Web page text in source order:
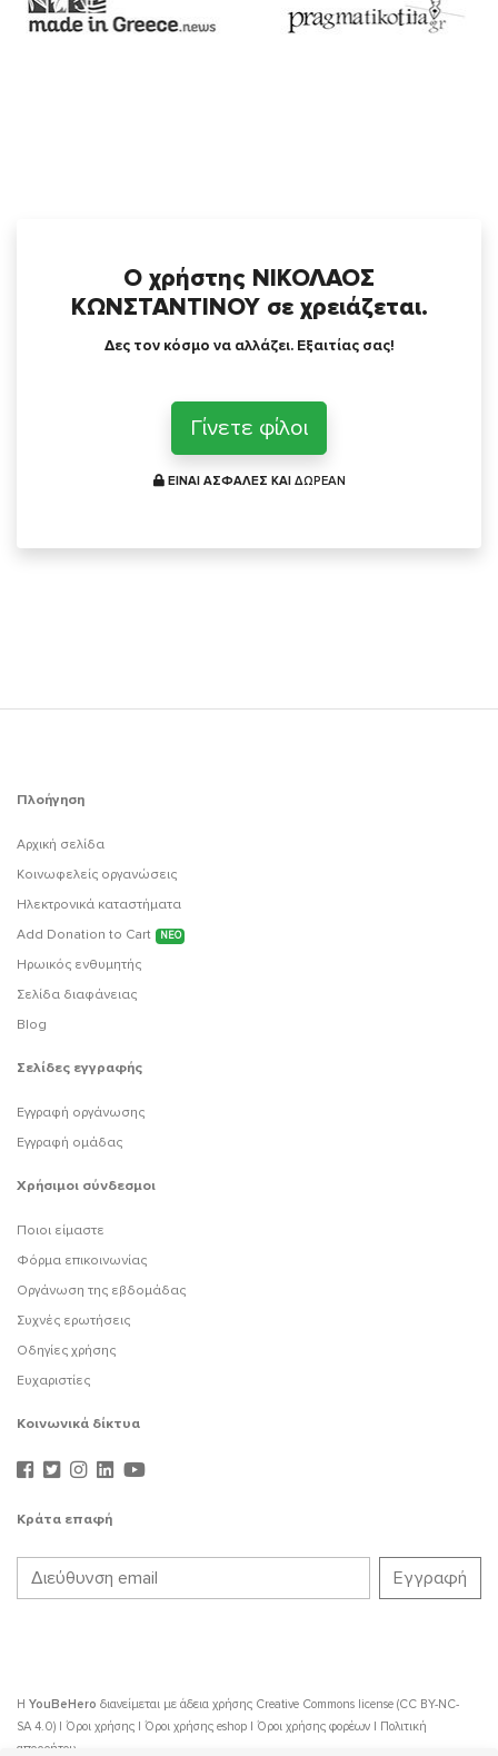
Ο χρήστης ΝΙΚΟΛΑΟΣ
ΚΩΝΣΤΑΝΤΙΝΟΥ σε χρειάζεται.
Δες τον κόσμο να αλλάζει. Εξαιτίας σας!
Γίνετε φίλοι
ΕΙΝΑΙ ΑΣΦΑΛΕΣ ΚΑΙ ΔΩΡΕΑΝ
Πλοήγηση
Αρχική σελίδα
Κοινωφελείς οργανώσεις
Ηλεκτρονικά καταστήματα
Add Donation to Cart
ΝΕΟ
Ηρωικός ενθυμητής
Σελίδα διαφάνειας
Blog
Σελίδες εγγραφής
Εγγραφή οργάνωσης
Εγγραφή ομάδας
Χρήσιμοι σύνδεσμοι
Ποιοι είμαστε
Φόρμα επικοινωνίας
Οργάνωση της εβδομάδας
Συχνές ερωτήσεις
Οδηγίες χρήσης
Ευχαριστίες
Κοινωνικά δίκτυα
Κράτα επαφή
Η YouBeHero διανείμεται με άδεια χρήσης Creative Commons license (CC BY-NC-
SA 4.0)
Όροι χρήσης Όροι χρήσης eshop Όροι χρήσης φορέων
Πολιτική
απορρήτου